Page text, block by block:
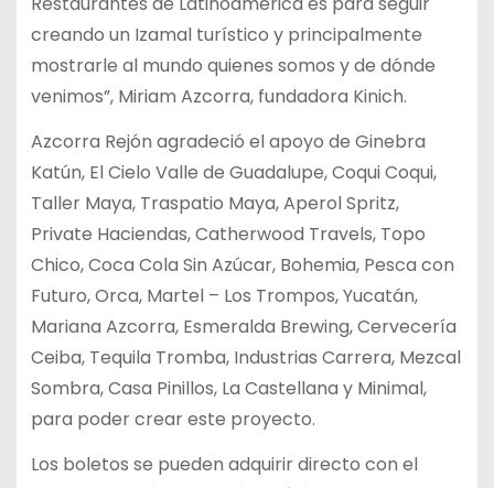
creando un Izamal turístico y principalmente
mostrarle al mundo quienes somos y de dónde
venimos”, Miriam Azcorra, fundadora Kinich.
Azcorra Rejón agradeció el apoyo de Ginebra
Katún, El Cielo Valle de Guadalupe, Coqui Coqui,
Taller Maya, Traspatio Maya, Aperol Spritz,
Private Haciendas, Catherwood Travels, Topo
Chico, Coca Cola Sin Azúcar, Bohemia, Pesca con
Futuro, Orca, Martel – Los Trompos, Yucatán,
Mariana Azcorra, Esmeralda Brewing, Cervecería
Ceiba, Tequila Tromba, Industrias Carrera, Mezcal
Sombra, Casa Pinillos, La Castellana y Minimal,
para poder crear este proyecto.
Los boletos se pueden adquirir directo con el